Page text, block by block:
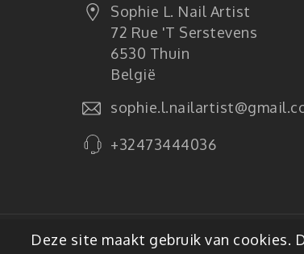
Sophie L. Nail Artist
72 Rue 't Serstevens
6530 Thuin
België
+32473444036
Deze site maakt gebruik van cookies.
© 2026 - E-commercesoftware